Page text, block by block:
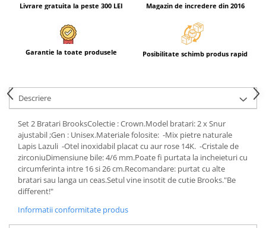
Livrare gratuita la peste 300 LEI Magazin de incredere din 2016
Garantie la toate produsele Posibilitate schimb produs rapid
Descriere
Set 2 Bratari BrooksColectie : Crown.Model bratari: 2 x Snur
ajustabil ;Gen : Unisex.Materiale folosite: -Mix pietre naturale
Lapis Lazuli -Otel inoxidabil placat cu aur rose 14K. -Cristale de
zirconiuDimensiune bile: 4/6 mm.Poate fi purtata la incheieturi cu
circumferinta intre 16 si 26 cm.Recomandare: purtat cu alte
bratari sau langa un ceas.Setul vine insotit de cutie Brooks."Be
different!"
Informatii conformitate produs